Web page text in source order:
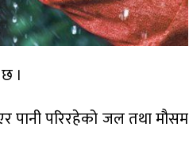
।
पानी परिरहेको जल तथा मौसम